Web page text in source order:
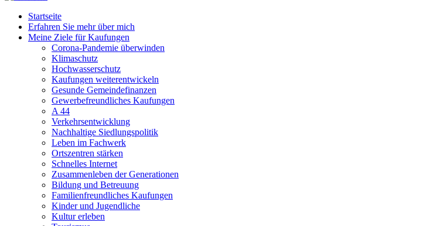
Startseite
Erfahren Sie mehr über mich
Meine Ziele für Kaufungen
Corona-Pandemie überwinden
Klimaschutz
Hochwasserschutz
Kaufungen weiterentwickeln
Gesunde Gemeindefinanzen
Gewerbefreundliches Kaufungen
A 44
Verkehrsentwicklung
Nachhaltige Siedlungspolitik
Leben im Fachwerk
Ortszentren stärken
Schnelles Internet
Zusammenleben der Generationen
Bildung und Betreuung
Familienfreundliches Kaufungen
Kinder und Jugendliche
Kultur erleben